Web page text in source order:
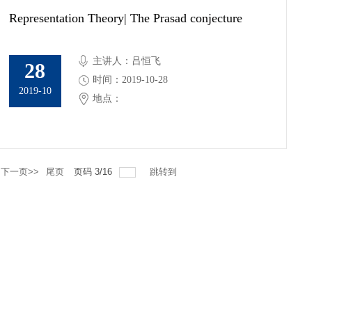
Representation Theory| The Prasad conjecture
28
2019-10
主讲人：吕恒飞
时间：2019-10-28
地点：
下一页>> 尾页 页码 3/16 跳转到